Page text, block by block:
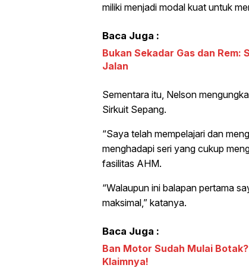
miliki menjadi modal kuat untuk
Baca Juga :
Bukan Sekadar Gas dan Rem:
Jalan
Sementara itu, Nelson
Sirkuit Sepang.
“Saya telah mempelajari dan
menghadapi seri yang cukup
fasilitas AHM.
“Walaupun ini balapan pertama
maksimal,” katanya.
Baca Juga :
Ban Motor Sudah Mulai
Klaimnya!